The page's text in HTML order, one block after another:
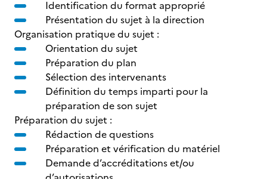
Identification du format approprié
Présentation du sujet à la direction
Organisation pratique du sujet :
Orientation du sujet
Préparation du plan
Sélection des intervenants
Définition du temps imparti pour la
préparation de son sujet
Préparation du sujet :
Rédaction de questions
Préparation et vérification du matériel
Demande d’accréditations et/ou